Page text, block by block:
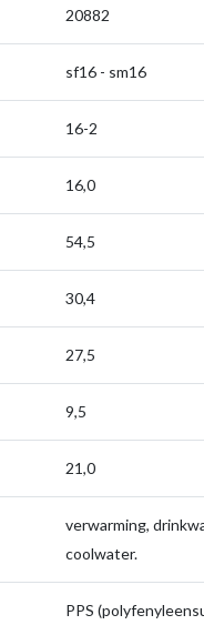
20882
sf16 - sm16
16-2
16,0
54,5
30,4
27,5
9,5
21,0
verwarming,
coolwater.
PPS